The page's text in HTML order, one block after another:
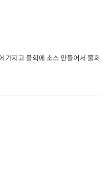
가지고 물회에 소스 만들어서 물회